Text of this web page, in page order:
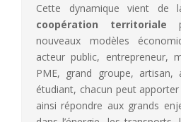
Cette dynamique vient de
coopération territoriale
nouveaux modèles
acteur public, entrepreneur,
PME, grand groupe, artisan,
étudiant, chacun peut
ainsi répondre aux grands